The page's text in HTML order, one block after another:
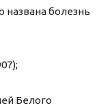
названа болезнь
Белого